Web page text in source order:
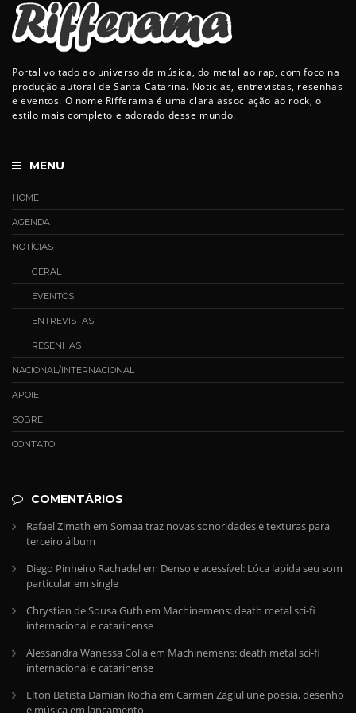
Portal voltado ao universo da música, do metal ao rap, com foco na
produção autoral de Santa Catarina. Notícias, entrevistas, resenhas
e eventos. O nome Rifferama é uma clara associação ao rock, o
estilo mais completo e adorado desse mundo.
MENU
HOME
AGENDA
NOTÍCIAS
GERAL
EVENTOS
ENTREVISTAS
RESENHAS
NACIONAL/INTERNACIONAL
APOIE
SOBRE
CONTATO
COMENTÁRIOS
Rafael Zimath em Somaa traz novas sonoridades e texturas para
terceiro álbum
Diego Pinheiro Rachadelem Denso e acessível: Lóca lapida seu som
particular em single
Chrystian de Sousa Guth em Machinemens: death metal sci-fi
internacional e catarinense
Alessandra Wanessa Collaem Machinemens: death metal sci-fi
internacional e catarinense
Elton Batista Damian Rochaem Carmen Zaglul une poesia, desenho
e música em lançamento